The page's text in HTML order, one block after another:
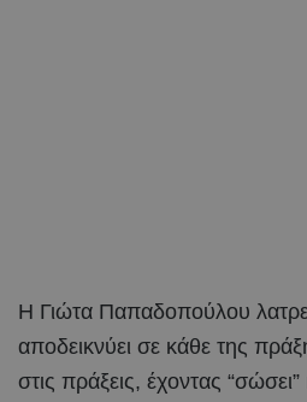
Η Γιώτα Παπαδοπούλου
αποδεικνύει σε κάθε της
στις πράξεις, έχοντας “σώσει”